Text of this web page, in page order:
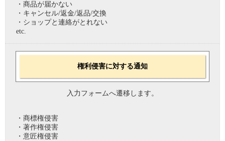
・商品が届かない
・キャンセル/返金/返品/交換
・ショップと連絡がとれない
etc.
権利侵害に対する通知
入力フォームへ遷移します。
・商標権侵害
・著作権侵害
・意匠権侵害